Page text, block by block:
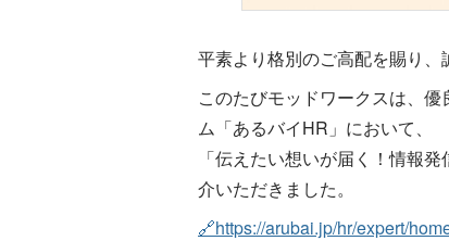
平素より格別のご高配を賜り、
このたびモッドワークスは、
ム「あるバイHR」において、
「伝えたい想いが届く！情報
介いただきました。
🔗https://arubai.jp/hr/expert/